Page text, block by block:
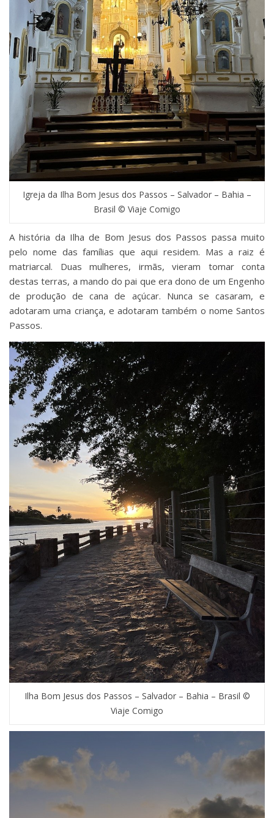
Igreja da Ilha Bom Jesus dos Passos – Salvador – Bahia –
Brasil © Viaje Comigo
A história da Ilha de Bom Jesus dos Passos passa muito
pelo nome das famílias que aqui residem. Mas a raiz é
matriarcal. Duas mulheres, irmãs, vieram tomar conta
destas terras, a mando do pai que era dono de um Engenho
de produção de cana de açúcar. Nunca se casaram, e
adotaram uma criança, e adotaram também o nome Santos
Passos.
Ilha Bom Jesus dos Passos – Salvador – Bahia – Brasil ©
Viaje Comigo